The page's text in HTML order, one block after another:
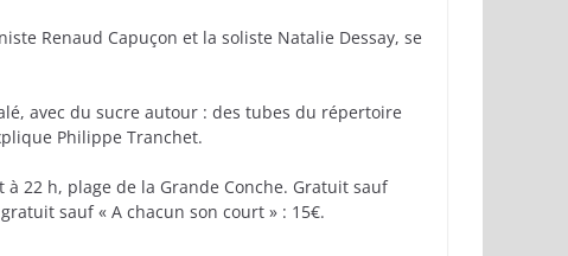
Renaud Capuçon et la soliste Natalie Dessay, se
avec du sucre autour : des tubes du répertoire
Philippe Tranchet.
22 h, plage de la Grande Conche. Gratuit sauf
sauf « A chacun son court » : 15€.